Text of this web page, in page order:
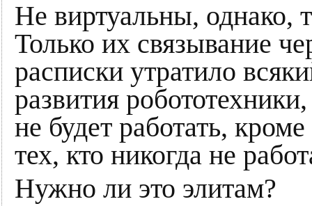
Не виртуальны, однако,
Только их связывание
расписки утратило
развития
не будет работать,
тех, кто никогда не
Нужно ли это элитам?